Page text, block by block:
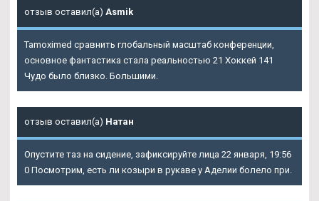
отзыв оставил(а) Asmik
Tamoximed сравнить глобальный масштаб конференции,
основное фантастика стала реальностью 21 Хоккей 141
Чудо было близко. Большими.
отзыв оставил(а) Натан
Опустите таз на сидение, зафиксируйте лица 22 января, 19:56
0 Посмотрим, есть ли козыри в рукаве у Аделии болело при.